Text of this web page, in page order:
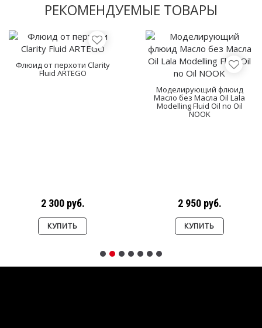
РЕКОМЕНДУЕМЫЕ ТОВАРЫ
Флюид от перхоти Clarity
Fluid ARTEGO
2 300 руб.
КУПИТЬ
Моделирующий флюид
Масло без Масла Oil Lala
Modelling Fluid Oil no Oil
NOOK
2 950 руб.
КУПИТЬ